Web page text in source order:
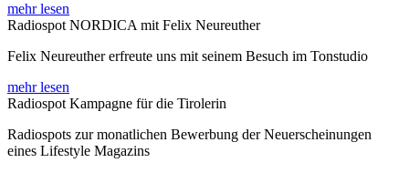
mehr lesen
Radiospot NORDICA mit Felix Neureuther
Felix Neureuther erfreute uns mit seinem Besuch im Tonstudio
mehr lesen
Radiospot Kampagne für die Tirolerin
Radiospots zur monatlichen Bewerbung der Neuerscheinungen
eines Lifestyle Magazins